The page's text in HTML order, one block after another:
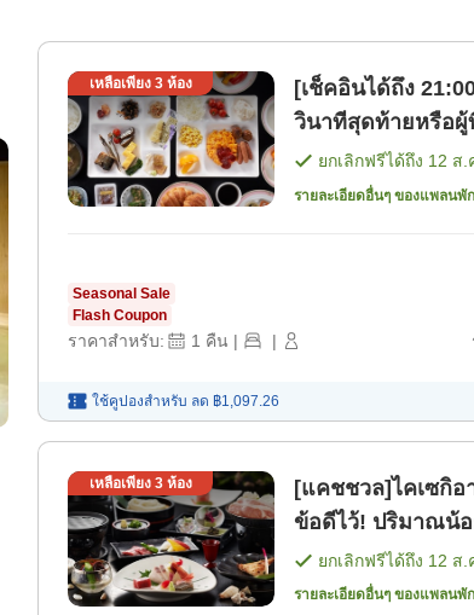
เหลือเพียง 3ห้อง
[เช็คอินได้ถึง
วินาทีสุดท้ายหรือผู้
ยกเลิกฟรีได้ถึง 12 ส.
รายละเอียดอื่นๆ ของแพลนพัก
Seasonal Sale
Flash Coupon
ราคาสำหรับ: 1 คืน | |
ใช้คูปองสำหรับ ลด ฿1,097.26
เหลือเพียง 3ห้อง
[แคชชวล]ไคเซกิอ
ข้อดีไว้! ปริมาณน้
ยกเลิกฟรีได้ถึง 12 ส.
รายละเอียดอื่นๆ ของแพลนพัก